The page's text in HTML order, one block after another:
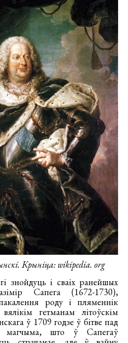
Крыніца: wikipedia. org
знойдуць і сваіх ранейшых
Сапега (1672-1730),
роду і пляменнік
гетманам літоўскім
ў 1709 годзе ў бітве пад
магчыма, што ў Сапегаў